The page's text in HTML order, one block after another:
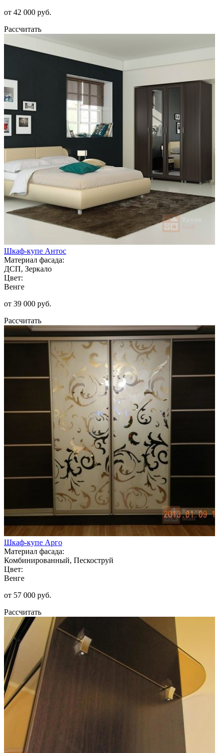
от 42 000 руб.
Рассчитать
Шкаф-купе Антос
Материал фасада:
ДСП, Зеркало
Цвет:
Венге
от 39 000 руб.
Рассчитать
Шкаф-купе Арго
Материал фасада:
Комбинированный, Пескоструй
Цвет:
Венге
от 57 000 руб.
Рассчитать